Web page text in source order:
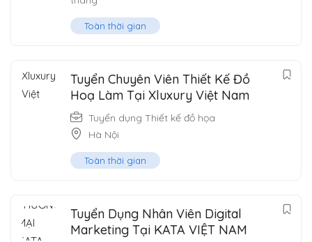
Toàn thời gian
Tuyển Chuyên Viên Thiết Kế Đồ
Hoạ Làm Tại Xluxury Việt Nam
Tuyển dụng Thiết kế đồ họa
Hà Nội
Toàn thời gian
Tuyển Dụng Nhân Viên Digital
Marketing Tại KATA VIỆT NAM